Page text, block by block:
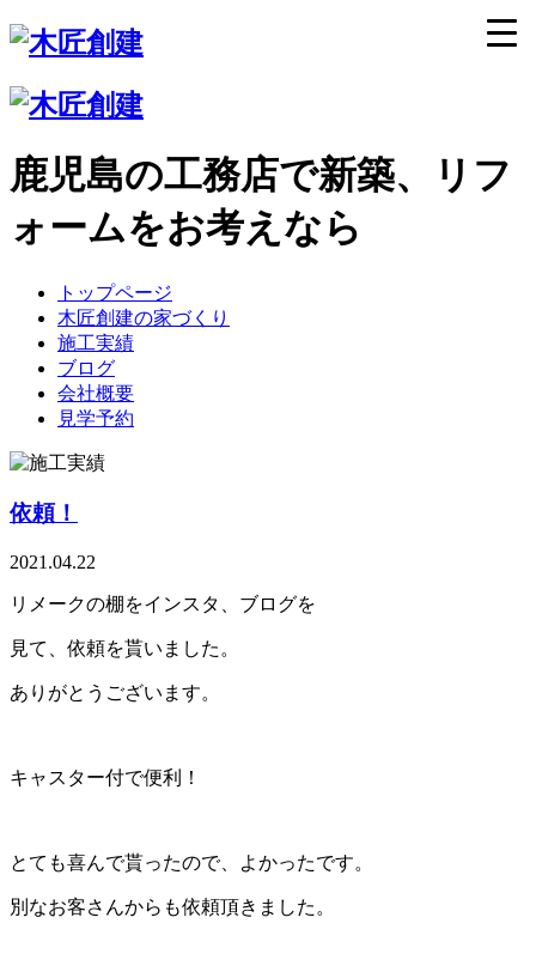
鹿児島の工務店で新築、リフ
ォームをお考えなら
トップページ
木匠創建の家づくり
施工実績
ブログ
会社概要
見学予約
依頼！
2021.04.22
リメークの棚をインスタ、ブログを
見て、依頼を貰いました。
ありがとうございます。
キャスター付で便利！
とても喜んで貰ったので、よかったです。
別なお客さんからも依頼頂きました。